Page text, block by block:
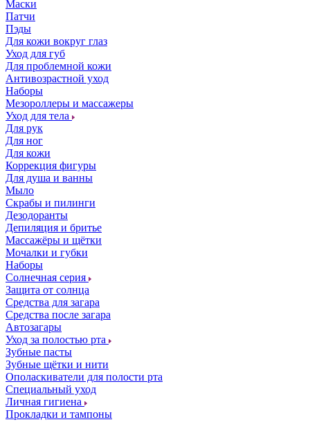
Маски
Патчи
Пэды
Для кожи вокруг глаз
Уход для губ
Для проблемной кожи
Антивозрастной уход
Наборы
Мезороллеры и массажеры
Уход для тела
Для рук
Для ног
Для кожи
Коррекция фигуры
Для душа и ванны
Мыло
Скрабы и пилинги
Дезодоранты
Депиляция и бритье
Массажёры и щётки
Мочалки и губки
Наборы
Солнечная серия
Защита от солнца
Средства для загара
Средства после загара
Автозагары
Уход за полостью рта
Зубные пасты
Зубные щётки и нити
Ополаскиватели для полости рта
Специальный уход
Личная гигиена
Прокладки и тампоны